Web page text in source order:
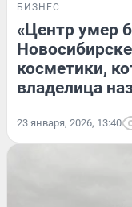
БИЗНЕС
«Центр умер
косметики,
владелица
23 января, 2026, 13:40